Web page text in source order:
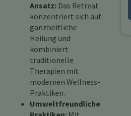
Ansatz: Das Retreat
konzentriert sich auf
ganzheitliche
Heilung und
kombiniert
traditionelle
Therapien mit
modernen Wellness-
Praktiken.
Umweltfreundliche